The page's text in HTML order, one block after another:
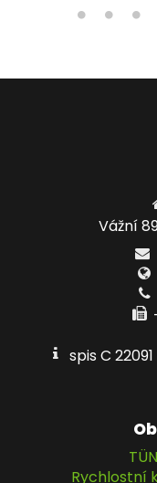
Vážní
spis C
Rychlostní